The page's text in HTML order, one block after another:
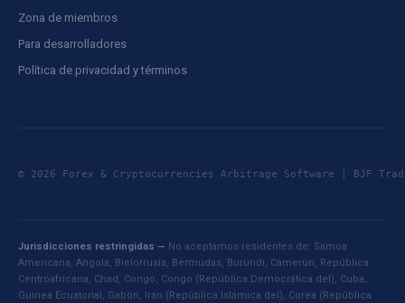
Zona de miembros
Para desarrolladores
Política de privacidad y términos
© 2026 Forex & Cryptocurrencies Arbitrage Software |
Jurisdicciones restringidas — No aceptamos residentes de: Samoa
Americana, Angola, Bielorrusia, Bermudas, Burundi, Camerún, República
Centroafricana, Chad, Congo, Congo (República Democrática del), Cuba,
Guinea Ecuatorial, Gabón, Irán (República Islámica del), Corea (República